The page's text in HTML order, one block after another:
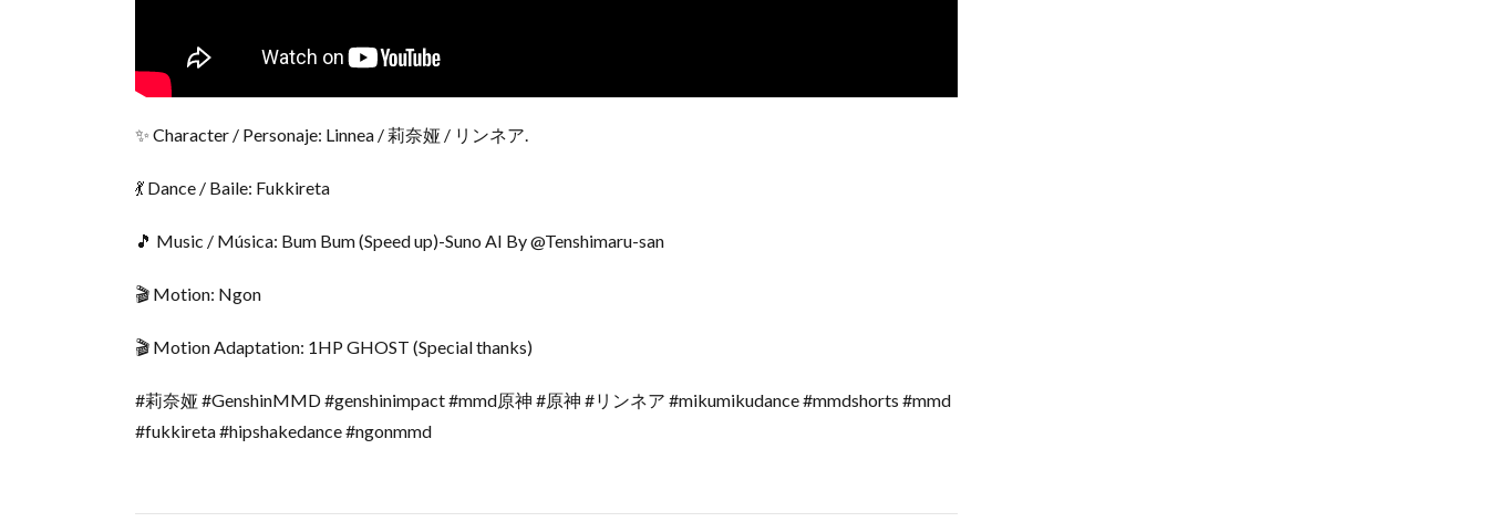
✨ Character / Personaje: Linnea / 莉奈娅 / リンネア.
💃 Dance / Baile: Fukkireta
🎵 Music / Música: Bum Bum (Speed up)-Suno AI By @Tenshimaru-san
🎬 Motion: Ngon
🎬 Motion Adaptation: 1HP GHOST (Special thanks)
#莉奈娅 #GenshinMMD #genshinimpact #mmd原神 #原神 #リンネア #mikumikudance #mmdshorts #mmd
#fukkireta #hipshakedance #ngonmmd